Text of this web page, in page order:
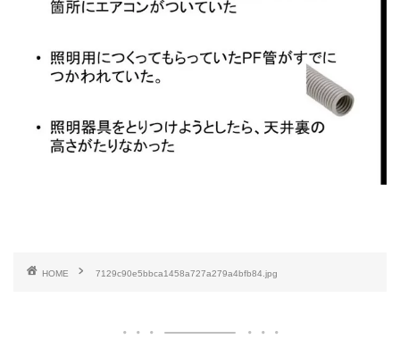
HOME 7129c90e5bbca1458a727a279a4bfb84.jpg